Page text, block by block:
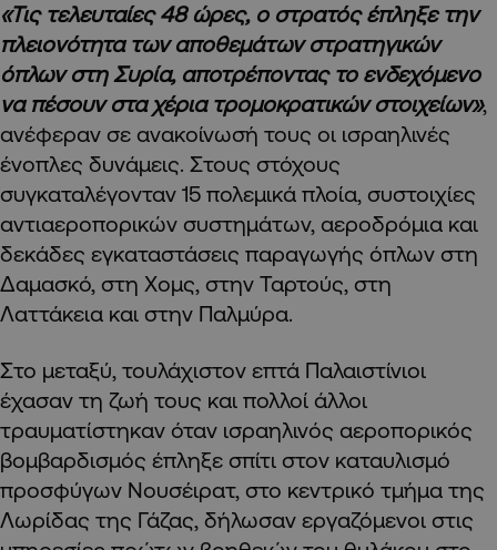
«Τις τελευταίες 48 ώρες, ο στρατός έπληξε την
πλειονότητα των αποθεμάτων στρατηγικών
όπλων στη Συρία, αποτρέποντας το ενδεχόμενο
να πέσουν στα χέρια τρομοκρατικών στοιχείων»,
ανέφεραν σε ανακοίνωσή τους οι ισραηλινές
ένοπλες δυνάμεις. Στους στόχους
συγκαταλέγονταν 15 πολεμικά πλοία, συστοιχίες
αντιαεροπορικών συστημάτων, αεροδρόμια και
δεκάδες εγκαταστάσεις παραγωγής όπλων στη
Δαμασκό, στη Χομς, στην Ταρτούς, στη
Λαττάκεια και στην Παλμύρα.
Στο μεταξύ, τουλάχιστον επτά Παλαιστίνιοι
έχασαν τη ζωή τους και πολλοί άλλοι
τραυματίστηκαν όταν ισραηλινός αεροπορικός
βομβαρδισμός έπληξε σπίτι στον καταυλισμό
προσφύγων Νουσέιρατ, στο κεντρικό τμήμα της
Λωρίδας της Γάζας, δήλωσαν εργαζόμενοι στις